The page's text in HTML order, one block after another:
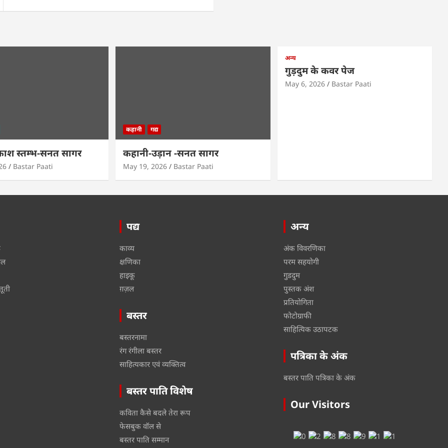
स्तम्भ-सनत सागर
Bastar Paati
कहानी गद्य
कहानी-उड़ान -सनत सागर
May 19, 2026 Bastar Paati
अन्य
गुड़दुम के कवर पेज
May 6, 2026 Bastar Paati
पद्य
काव्य
क्षणिका
हाइकू
ग़ज़ल
बस्तर
बस्तरनामा
रंग रंगीला बस्तर
साहित्यकार एवं व्यक्तित्व
बस्तर पाति विशेष
कविता कैसे बदले तेरा रूप
फेसबुक वॉल से
बस्तर पाति सम्मान
अन्य
अंक विवरणिका
परम सहयोगी
गुडदुम
पुस्तक अंश
प्रतियोगिता
फोटोग्राफी
साहित्यिक उठापटक
पत्रिका के अंक
बस्तर पाति पत्रिका के अंक
Our Visitors